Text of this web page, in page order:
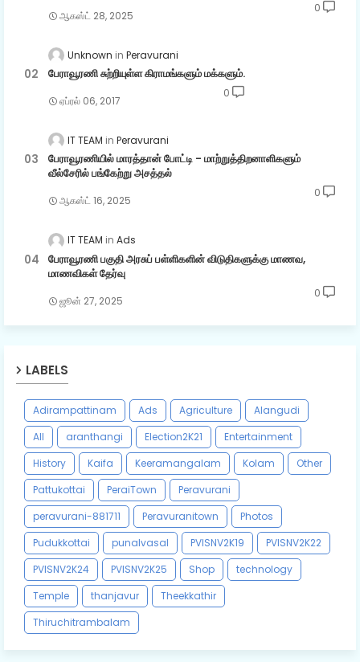
ஆகஸ்ட் 28, 2025
0
Unknown Peravurani
பேராவூரணி சுற்றியுள்ள கிராமங்களும் மக்களும்.
ஏப்ரல் 06, 2017
0
IT TEAM Peravurani
பேராவூரணியில் மாரத்தான் போட்டி - மாற்றுத்திறனாளிகளும்
வீல்சேரில் பங்கேற்று அசத்தல்
ஆகஸ்ட் 16, 2025
0
IT TEAM Ads
பேராவூரணி பகுதி அரசுப் பள்ளிகளின் விடுதிகளுக்கு மாணவ,
மாணவிகள் தேர்வு
ஜூன் 27, 2025
0
LABELS
Adirampattinam Ads Agriculture
Alangudi
All
aranthangi Election2K21
Entertainment
History
Kaifa Keeramangalam Kolam
Other
Pattukottai
PeraiTown
Peravurani
peravurani-881711
Peravuranitown
Photos
Pudukkottai
punalvasal PVISNV2K19
PVISNV2K22
PVISNV2K24
PVISNV2K25 Shop
technology
Temple
thanjavur
Theekkathir
Thiruchitrambalam